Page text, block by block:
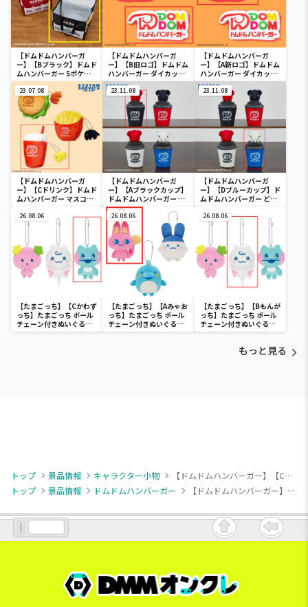
【ドムドムハンバーガ
ー】【Bブラック】ドムド
ムハンバーガー 5ポケッ
ト付き保冷バッグ
【ドムドムハンバーガ
ー】【B旧ロゴ】ドムドム
ハンバーガー ダイカット
クッション
【ドムドムハンバーガ
ー】【A新ロゴ】ドムドム
ハンバーガー ダイカット
クッション
23.07.08
【ドムドムハンバーガ
ー】【Cドリンク】ドムド
ムハンバーガー マスコッ
23.11.08
【ドムドムハンバーガ
ー】【Aブラックカップ】
ドムドムハンバーガー ど
むぞうくん カップ型ポー
チ
23.11.08
【ドムドムハンバーガ
ー】【Dブルーカップ】ド
ムドムハンバーガー どむ
26.08.06
【たまごっち】【Cかわず
っち】たまごっち ボール
チェーン付きぬいぐるみ
～Tamagotchi
26.08.06
【たまごっち】【Aみゃお
っち】たまごっち ボール
チェーン付きぬいぐるみ
～Tamagotchi
26.08.06
【たまごっち】【Bもんが
っち】たまごっち ボール
チェーン付きぬいぐるみ
～Tamagotchi
もっと見る
トップ 景品情報 キャラクター小物
【ドムドムハンバーガー】【Cレッド(レタスなし)】ドムドムハンバーガー ボールチェーン付きハンバーガーになりきりぬいぐるみ
トップ
景品情報 ドムドムハンバーガー 【ドムドムハンバーガー】【Cレッド(レタスなし)】ドムドムハンバーガー ボールチェーン付きハンバーガーになりきりぬいぐるみ